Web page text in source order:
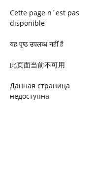
Cette page n´est pas
disponible
यह पृष्ठ उपलब्ध नहीं है
此页面当前不可用
Данная страница
недоступна